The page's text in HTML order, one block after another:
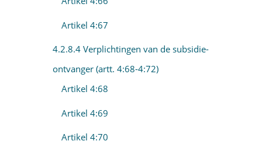
Artikel 4:67
4.2.8.4 Verplichtingen van de subsidie-
ontvanger (artt. 4:68-4:72)
Artikel 4:68
Artikel 4:69
Artikel 4:70